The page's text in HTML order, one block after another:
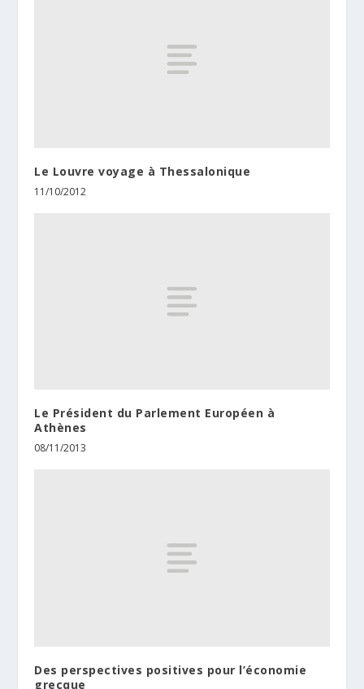
Le Louvre voyage à Thessalonique
11/10/2012
Le Président du Parlement Européen à
Athènes
08/11/2013
Des perspectives positives pour l’économie
grecque